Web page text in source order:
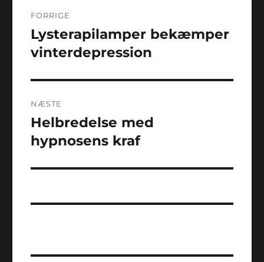
FORRIGE
Forrige
indlæg:
Lysterapilamper bekæmper
vinterdepression
NÆSTE
Næste
indlæg:
Helbredelse med
hypnosens kraf